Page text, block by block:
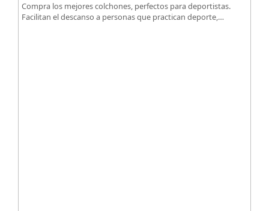
Compra los mejores colchones, perfectos para deportistas.
Facilitan el descanso a personas que practican deporte,